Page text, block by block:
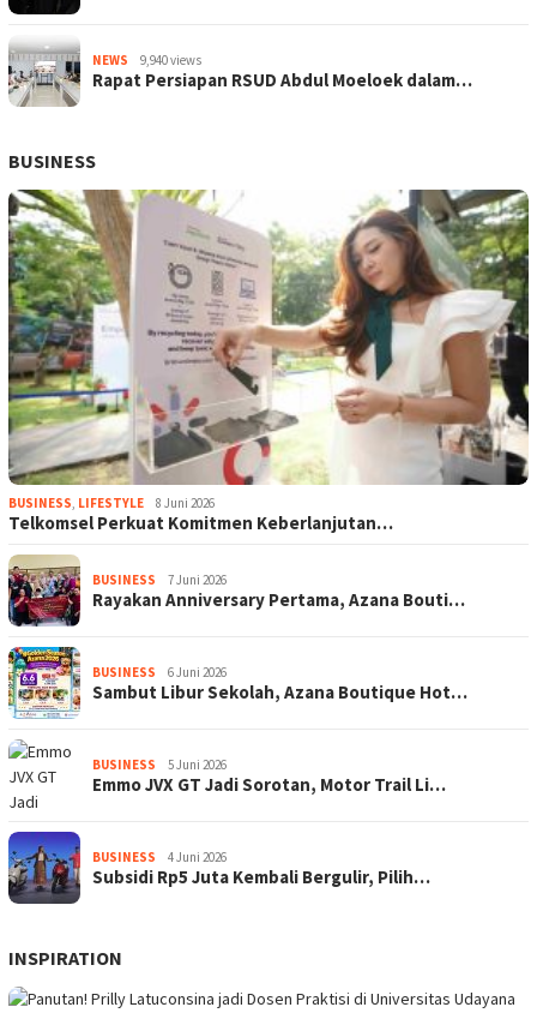
NEWS 9,940 views
Rapat Persiapan RSUD Abdul Moeloek dalam…
BUSINESS
BUSINESS, LIFESTYLE 8 Juni 2026
Telkomsel Perkuat Komitmen Keberlanjutan…
BUSINESS 7 Juni 2026
Rayakan Anniversary Pertama, Azana Bouti…
BUSINESS 6 Juni 2026
Sambut Libur Sekolah, Azana Boutique Hot…
BUSINESS 5 Juni 2026
Emmo JVX GT Jadi Sorotan, Motor Trail Li…
BUSINESS 4 Juni 2026
Subsidi Rp5 Juta Kembali Bergulir, Pilih…
INSPIRATION